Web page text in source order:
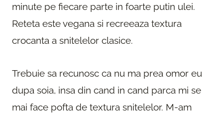
minute pe fiecare parte in foarte putin ulei.
Reteta este vegana si recreeaza textura
crocanta a snitelelor clasice.
Trebuie sa recunosc ca nu ma prea omor eu
dupa soia, insa din cand in cand parca mi se
mai face pofta de textura snitelelor. M-am